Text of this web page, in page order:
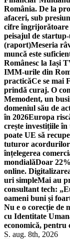
România. De la
afaceri, sub
cifre
peisajul de
(raport)Meseria
muncă este
Românesc la Iași
IMM-urile din
practicăCe se mai
prindă curaj. O
Memodent, un
domeniul său de
în 2026Europa
crește investițiile
poate UE să
tuturor
înțelegerea
mondialăDoar
online.
uri simpleMai au
consultant tech:
oameni buni și
Nu e o corecție de
cu Identitate
economică,
S. aug. 8th, 2026